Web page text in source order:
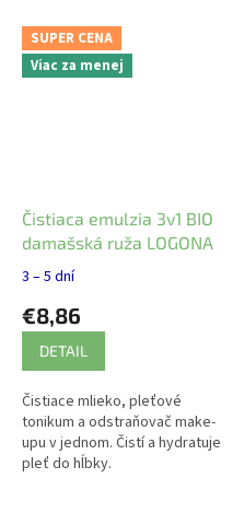
SUPER CENA
Viac za menej
Čistiaca emulzia 3v1 BIO
damašská ruža LOGONA
3 – 5 dní
€8,86
DETAIL
Čistiace mlieko, pleťové
tonikum a odstraňovač make-
upu v jednom. Čistí a hydratuje
pleť do hĺbky.